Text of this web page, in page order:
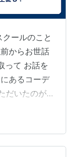
ールのこと
からお世話
って お話を
あるコーデ
だいたのが
部 非常勤講
い！ まずは
話している